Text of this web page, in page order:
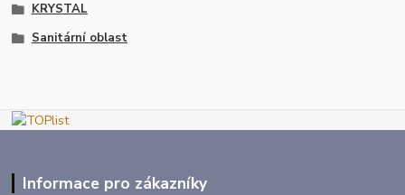
KRYSTAL
Sanitární oblast
Informace pro zákazníky